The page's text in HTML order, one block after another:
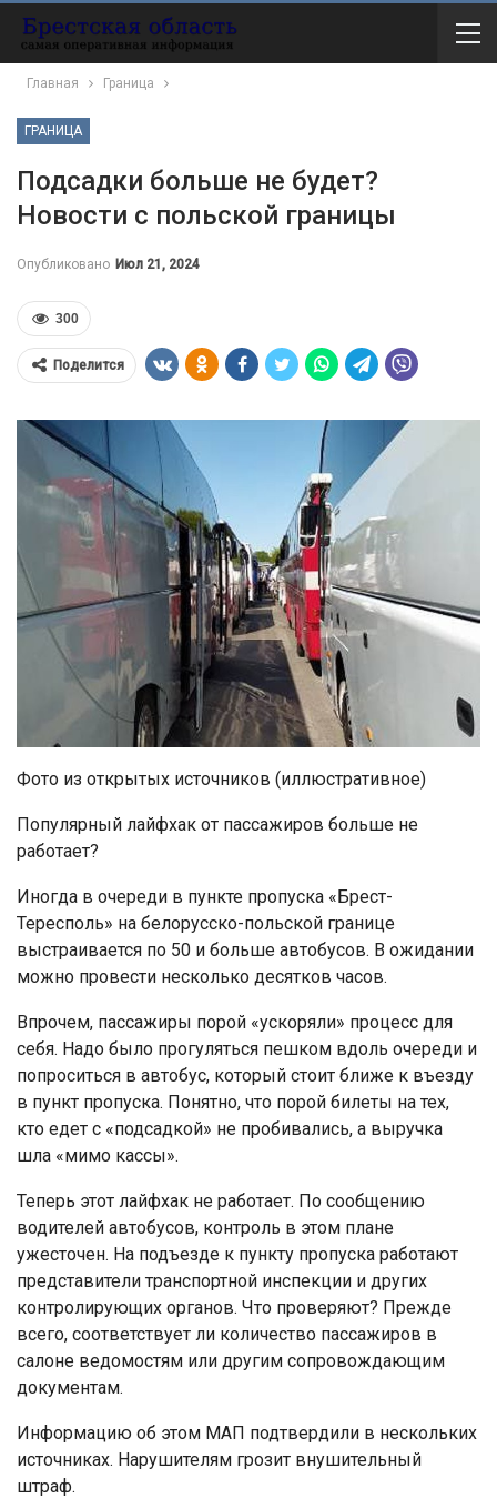
Главная Граница
ГРАНИЦА
Подсадки больше не будет?
Новости с польской границы
Опубликовано Июл 21, 2024
300
Поделится
Фото из открытых источников (иллюстративное)
Популярный лайфхак от пассажиров больше не
работает?
Иногда в очереди в пункте пропуска «Брест-
Тересполь» на белорусско-польской границе
выстраивается по 50 и больше автобусов. В ожидании
можно провести несколько десятков часов.
Впрочем, пассажиры порой «ускоряли» процесс для
себя. Надо было прогуляться пешком вдоль очереди и
попроситься в автобус, который стоит ближе к въезду
в пункт пропуска. Понятно, что порой билеты на тех,
кто едет с «подсадкой» не пробивались, а выручка
шла «мимо кассы».
Теперь этот лайфхак не работает. По сообщению
водителей автобусов, контроль в этом плане
ужесточен. На подъезде к пункту пропуска работают
представители транспортной инспекции и других
контролирующих органов. Что проверяют? Прежде
всего, соответствует ли количество пассажиров в
салоне ведомостям или другим сопровождающим
документам.
Информацию об этом МАП подтвердили в нескольких
источниках. Нарушителям грозит внушительный
штраф.